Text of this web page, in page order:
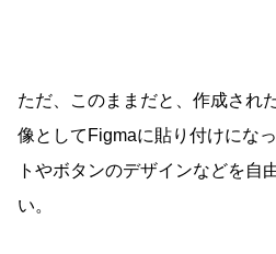
ただ、このままだと、作成され
像としてFigmaに貼り付けにな
トやボタンのデザインなどを自
い。